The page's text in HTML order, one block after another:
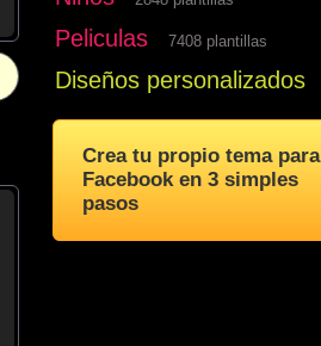
Peliculas 7408 plantillas
Diseños personalizados
Crea tu propio tema para
Facebook en 3 simples
pasos